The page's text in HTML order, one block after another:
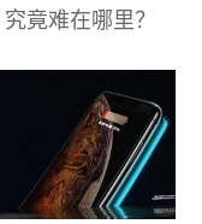
竟难在哪里？